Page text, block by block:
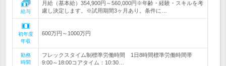
給与
月給（基本給）354,900円～560,000円※年齢・経験・スキルを考
慮し決定します。※試用期間3ヶ月あり。条件に…
初年度
年収
600万円～1000万円
勤務
時間
フレックスタイム制標準労働時間 1日8時間標準労働時間帯
9:00～18:00コアタイム：10:30…